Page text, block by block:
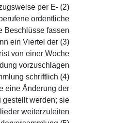
per E-
ordentliche
Beschlüsse fassen.
ein Viertel der
von einer Woche
vorzuschlagen.
schriftlich
eine Änderung der
gestellt werden; sie
weiterzuleiten.